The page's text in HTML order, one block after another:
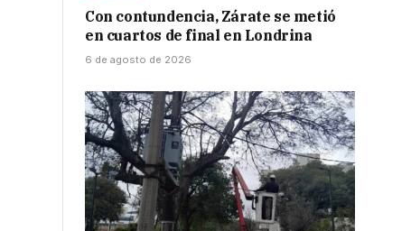
Con contundencia, Zárate se metió
en cuartos de final en Londrina
6 de agosto de 2026